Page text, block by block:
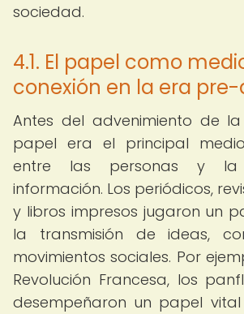
sociedad.
4.1. El papel como
conexión en la era
Antes del advenimiento de
papel era el principal
entre las personas y la
información. Los periódicos,
y libros impresos jugaron un
la transmisión de ideas,
movimientos sociales. Por
Revolución Francesa, los
desempeñaron un papel